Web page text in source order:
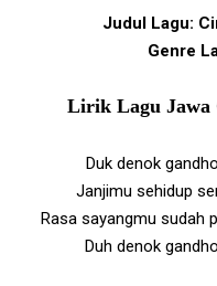
Judul Lagu:
Genre
Lirik Lagu Jawa
Duk denok
Janjimu sehidup
Rasa sayangmu sudah
Duh denok